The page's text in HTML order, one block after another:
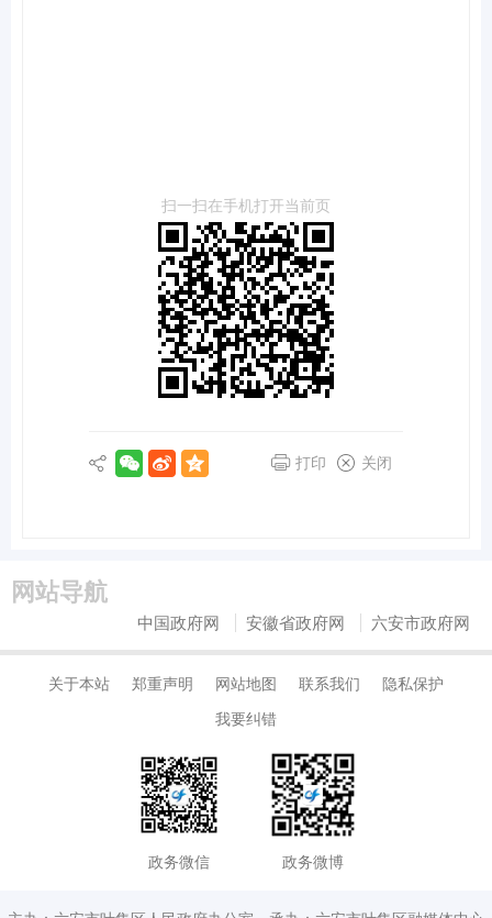
扫一扫在手机打开当前页
打印 关闭
网站导航
中国政府网 安徽省政府网 六安市政府网
关于本站 郑重声明 网站地图 联系我们
隐私保护
我要纠错
政务微信 政务微博